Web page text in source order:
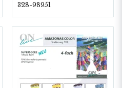
328-98951